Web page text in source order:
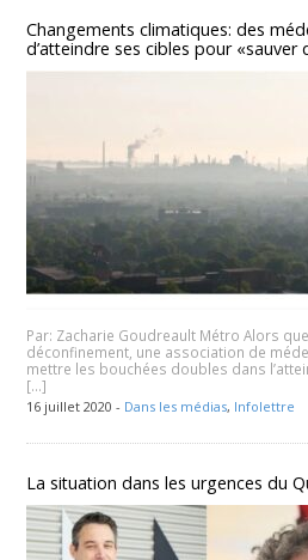
Changements climatiques: des
d’atteindre ses cibles pour «sauver
Par: Zacharie Goudreault Métro Alors
déconfinement, une association de
mettre les bouchées doubles dans
[…]
16 juillet 2020 - Dans les médias, Infolettre
La situation dans les urgences du